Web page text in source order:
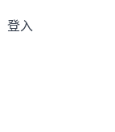
登入